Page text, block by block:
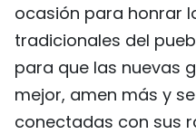
ocasión para honrar
tradicionales del
para que las nuevas
mejor, amen más y
conectadas con sus